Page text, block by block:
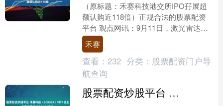
（原标题：禾赛科技港交所IPO孖展超
额认购近118倍）正规合法的股票配资
平台 观点网讯：9月11日，激光雷达制
造商禾赛科技今日中午截止招股。综合
券商数据，截至今....
禾赛
查看： 232 分类： 股票配资门户导
航查询
股票配资炒股平台 津膜科技（300334）9月1日主力资金净卖出244.76万元